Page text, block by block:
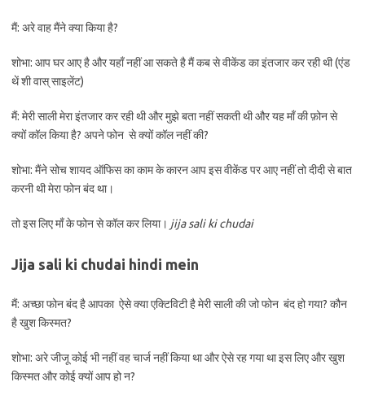
मैं: अरे वाह मैंने क्या किया है?
शोभा: आप घर आए है और यहाँ नहीं आ सकते है मैं कब से वीकेंड का इंतजार कर रही थी (एंड
थें शी वास् साइलेंट)
मैं: मेरी साली मेरा इंतजार कर रही थी और मुझे बता नहीं सकती थी और यह माँ की फ़ोन से
क्यों कॉल किया है? अपने फोन से क्यों कॉल नहीं की?
शोभा: मैंने सोच शायद ऑफिस का काम के कारन आप इस वीकेंड पर आए नहीं तो दीदी से बात
करनी थी मेरा फोन बंद था।
तो इस लिए माँ के फोन से कॉल कर लिया। jija sali ki chudai
Jija sali ki chudai hindi mein
मैं: अच्छा फोन बंद है आपका ऐसे क्या एक्टिविटी है मेरी साली की जो फोन बंद हो गया? कौन
है खुश किस्मत?
शोभा: अरे जीजू कोई भी नहीं वह चार्ज नहीं किया था और ऐसे रह गया था इस लिए और खुश
किस्मत और कोई क्यों आप हो न?